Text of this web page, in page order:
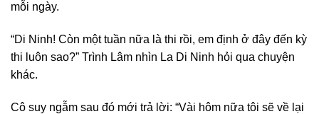
mỗi ngày.
“Di Ninh! Còn một tuần nữa là thi rồi, em định ở đây đến kỳ
thi luôn sao?” Trình Lâm nhìn La Di Ninh hỏi qua chuyện
khác.
Cô suy ngẫm sau đó mới trả lời: “Vài hôm nữa tôi sẽ về lại